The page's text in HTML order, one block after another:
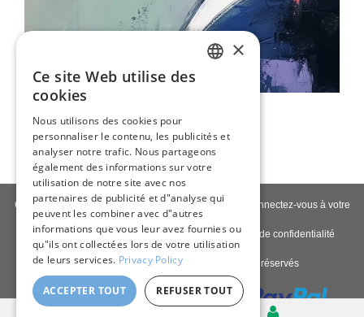
80,00 €
Contactez-nous| À propos de nous |Qualité giclée
Connectez-vous à votre
compte| Blog
Politique de livraison|Politique de retour |Politique de confidentialité
Copyright © 2026Pastel Brush - Tous droits réservés
GERMAN
FRENCH
SPANISH
×
Ce site Web utilise des
cookies
Nous utilisons des cookies pour
personnaliser le contenu, les publicités et
analyser notre trafic. Nous partageons
également des informations sur votre
utilisation de notre site avec nos
partenaires de publicité et d"analyse qui
peuvent les combiner avec d"autres
informations que vous leur avez fournies ou
qu"ils ont collectées lors de votre utilisation
de leurs services. Privacy Policy
ACCEPTER TOUT REFUSER TOUT